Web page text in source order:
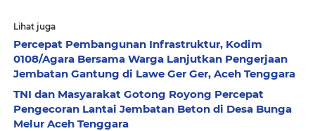
Lihat juga
Percepat Pembangunan Infrastruktur, Kodim
0108/Agara Bersama Warga Lanjutkan Pengerjaan
Jembatan Gantung di Lawe Ger Ger, Aceh Tenggara
TNI dan Masyarakat Gotong Royong Percepat
Pengecoran Lantai Jembatan Beton di Desa Bunga
Melur Aceh Tenggara